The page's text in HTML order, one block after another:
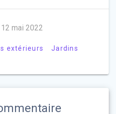
12 mai 2022
extérieurs Jardins